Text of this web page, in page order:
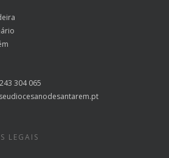
304 065
LEGAIS